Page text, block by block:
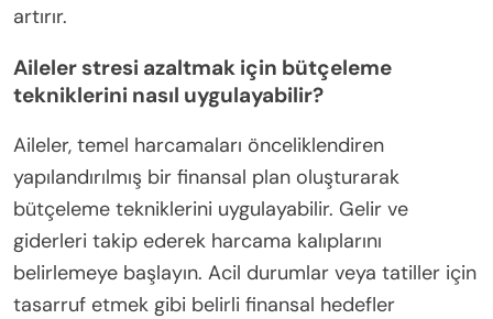
artırır.
Aileler stresi azaltmak için bütçeleme
tekniklerini nasıl uygulayabilir?
Aileler, temel harcamaları önceliklendiren
yapılandırılmış bir finansal plan oluşturarak
bütçeleme tekniklerini uygulayabilir. Gelir ve
giderleri takip ederek harcama kalıplarını
belirlemeye başlayın. Acil durumlar veya tatiller için
tasarruf etmek gibi belirli finansal hedefler